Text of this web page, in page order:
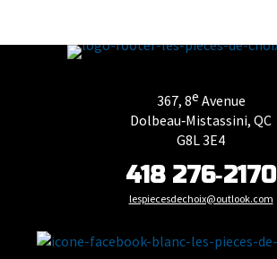
367, 8e Avenue
Dolbeau‑Mistassini, QC
G8L 3E4
418 276‑2170
lespiecesdechoix@outlook.com